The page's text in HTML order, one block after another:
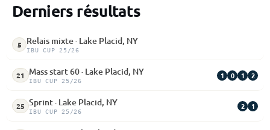
Derniers résultats
5 Relais mixte · Lake Placid, NY
IBU CUP 25/26
21 Mass start 60 · Lake Placid, NY
IBU CUP 25/26
1 0 1 2
25 Sprint · Lake Placid, NY
IBU CUP 25/26
2 1